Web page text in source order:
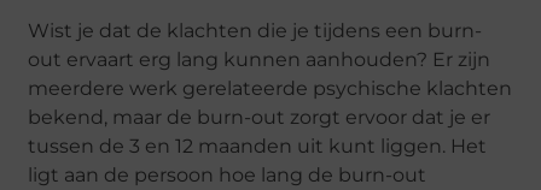
Wist je dat de klachten die je tijdens een burn-
out ervaart erg lang kunnen aanhouden? Er zijn
meerdere werk gerelateerde psychische klachten
bekend, maar de burn-out zorgt ervoor dat je er
tussen de 3 en 12 maanden uit kunt liggen. Het
ligt aan de persoon hoe lang de burn-out